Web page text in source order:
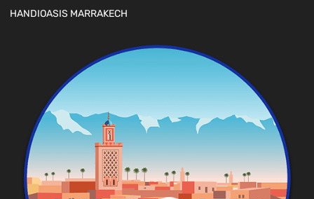
HANDIOASIS MARRAKECH